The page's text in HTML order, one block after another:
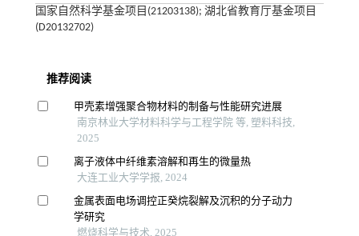
国家自然科学基金项目(21203138); 湖北省教育厅基金项目
(D20132702)